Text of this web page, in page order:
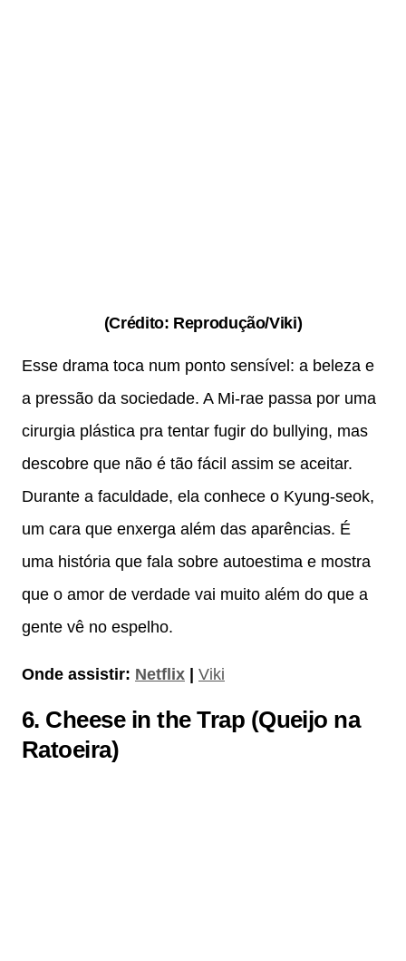
(Crédito: Reprodução/Viki)
Esse drama toca num ponto sensível: a beleza e
a pressão da sociedade. A Mi-rae passa por uma
cirurgia plástica pra tentar fugir do bullying, mas
descobre que não é tão fácil assim se aceitar.
Durante a faculdade, ela conhece o Kyung-seok,
um cara que enxerga além das aparências. É
uma história que fala sobre autoestima e mostra
que o amor de verdade vai muito além do que a
gente vê no espelho.
Onde assistir: Netflix Viki
6. Cheese in the Trap (Queijo na
Ratoeira)